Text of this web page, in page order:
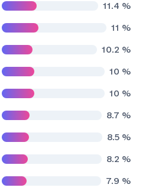
11.4 %
11 %
10.2 %
10 %
10 %
8.7 %
8.5 %
8.2 %
7.9 %